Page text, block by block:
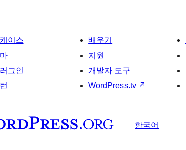
이스
그인
배우기
지원
개발자 도구
WordPress.tv ↗
한국어